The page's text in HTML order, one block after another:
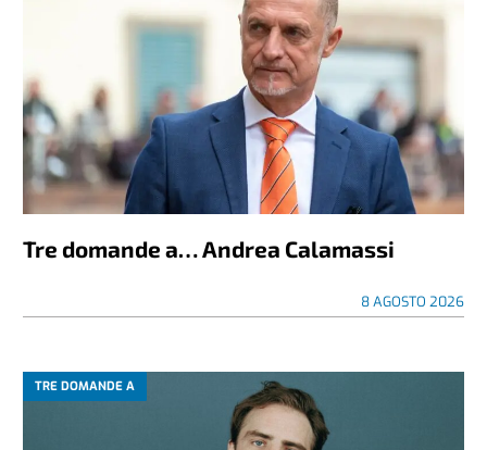
Tre domande a… Andrea Calamassi
8 AGOSTO 2026
TRE DOMANDE A